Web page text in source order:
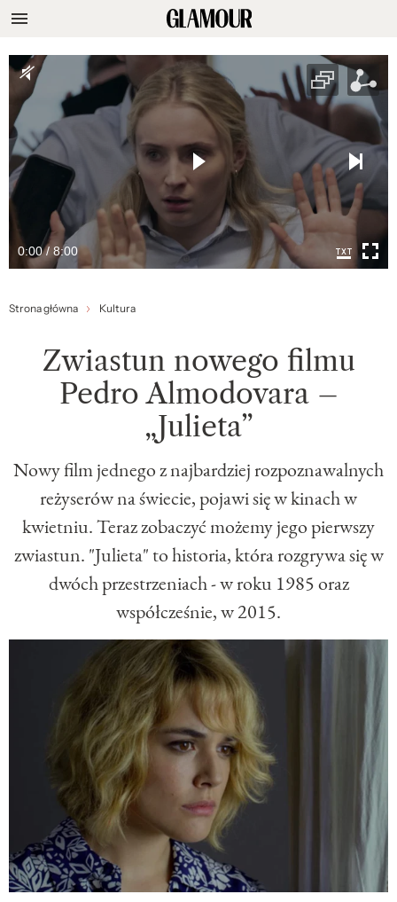
0:00 / 8:00
Strona główna Kultura
Zwiastun nowego filmu
Pedro Almodovara –
„Julieta”
Nowy film jednego z najbardziej rozpoznawalnych
reżyserów na świecie, pojawi się w kinach w
kwietniu. Teraz zobaczyć możemy jego pierwszy
zwiastun. "Julieta" to historia, która rozgrywa się w
dwóch przestrzeniach - w roku 1985 oraz
współcześnie, w 2015.